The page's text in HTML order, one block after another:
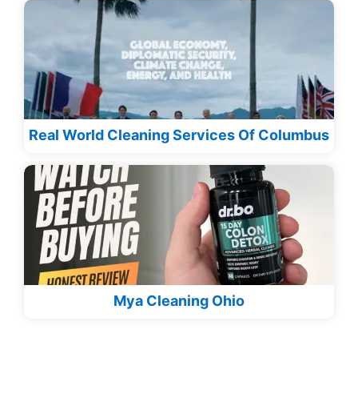
Real World Cleaning Services Of Columbus
Mya Cleaning Ohio